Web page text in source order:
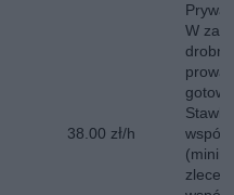
38.00 zł/h
W